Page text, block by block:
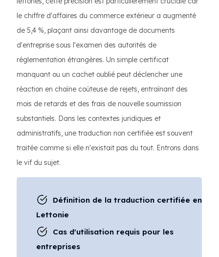
le chiffre d'affaires du commerce extérieur a augmenté
de 5,4 %, plaçant ainsi davantage de documents
d'entreprise sous l'examen des autorités de
réglementation étrangères. Un simple certificat
manquant ou un cachet oublié peut déclencher une
réaction en chaîne coûteuse de rejets, entraînant des
mois de retards et des frais de nouvelle soumission
substantiels. Dans les contextes juridiques et
administratifs, une traduction non certifiée est souvent
traitée comme si elle n'existait pas du tout. Entrons dans
le vif du sujet.
Définition de la traduction certifiée en
Lettonie
Cas d'utilisation requis pour les
entreprises